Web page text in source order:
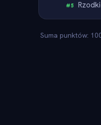
#5
Suma punktów: